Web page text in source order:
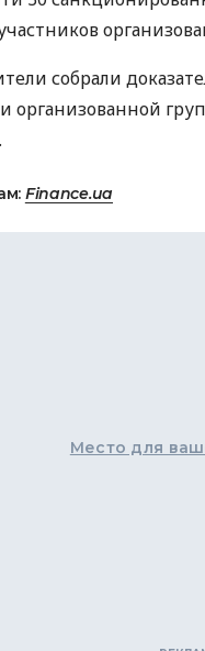
собрали
организованной
Finance.ua
Место для